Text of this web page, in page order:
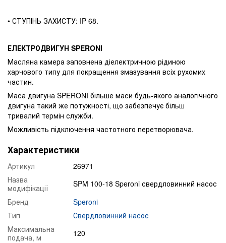
• СТУПІНЬ ЗАХИСТУ: IP 68.
ЕЛЕКТРОДВИГУН SPERONI
Масляна камера заповнена діелектричною рідиною
харчового типу для покращення змазування всіх рухомих
частин.
Маса двигуна SPERONI більше маси будь-якого аналогічного
двигуна такий же потужності, що забезпечує більш
тривалий термін служби.
Можливість підключення частотного перетворювача.
Характеристики
Артикул
26971
Назва
модифікації
SPM 100-18 Speroni свердловинний насос
Бренд
Speroni
Тип
Свердловинний насос
Максимальна
подача, м
120